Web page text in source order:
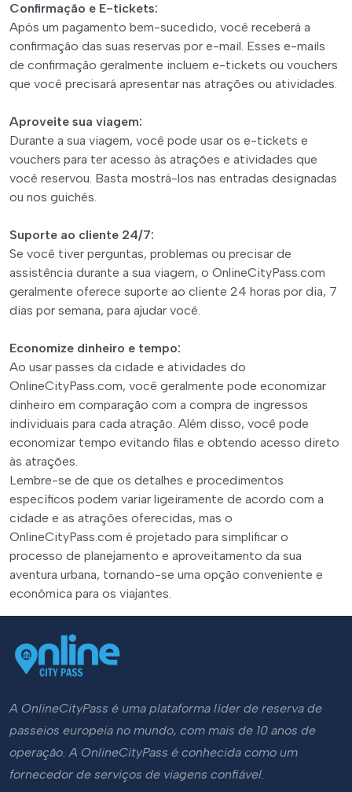
Confirmação e E-tickets:
Após um pagamento bem-sucedido, você receberá a
confirmação das suas reservas por e-mail. Esses e-mails
de confirmação geralmente incluem e-tickets ou vouchers
que você precisará apresentar nas atrações ou atividades.
Aproveite sua viagem:
Durante a sua viagem, você pode usar os e-tickets e
vouchers para ter acesso às atrações e atividades que
você reservou. Basta mostrá-los nas entradas designadas
ou nos guichês.
Suporte ao cliente 24/7:
Se você tiver perguntas, problemas ou precisar de
assistência durante a sua viagem, o OnlineCityPass.com
geralmente oferece suporte ao cliente 24 horas por dia, 7
dias por semana, para ajudar você.
Economize dinheiro e tempo:
Ao usar passes da cidade e atividades do
OnlineCityPass.com, você geralmente pode economizar
dinheiro em comparação com a compra de ingressos
individuais para cada atração. Além disso, você pode
economizar tempo evitando filas e obtendo acesso direto
às atrações.
Lembre-se de que os detalhes e procedimentos
específicos podem variar ligeiramente de acordo com a
cidade e as atrações oferecidas, mas o
OnlineCityPass.com é projetado para simplificar o
processo de planejamento e aproveitamento da sua
aventura urbana, tornando-se uma opção conveniente e
econômica para os viajantes.
A OnlineCityPass é uma plataforma líder de reserva de
passeios europeia no mundo, com mais de 10 anos de
operação. A OnlineCityPass é conhecida como um
fornecedor de serviços de viagens confiável.